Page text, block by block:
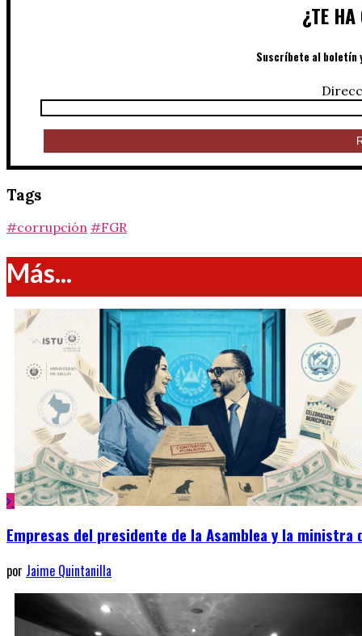
¿TE
Suscríbete al boletín
Tags
#corrupción #FGR
Más...
Empresas del presidente de la Asamblea y la
por Jaime Quintanilla